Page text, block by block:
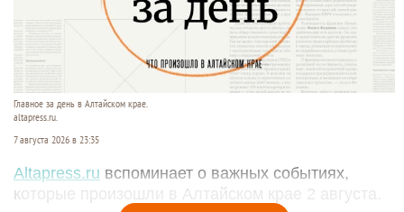
Главное за день в Алтайском крае.
altapress.ru.
7 августа 2026 в 23:35
Altapress.ru вспоминает о важных событиях,
которые произошли в Алтайском крае 2 августа.